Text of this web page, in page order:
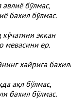
авлиё бўлмас,
бахил бўлмас.
кўчатини эккан
мевасини ер.
хайрига
ақл бўлмас,
бахил бўлмас.